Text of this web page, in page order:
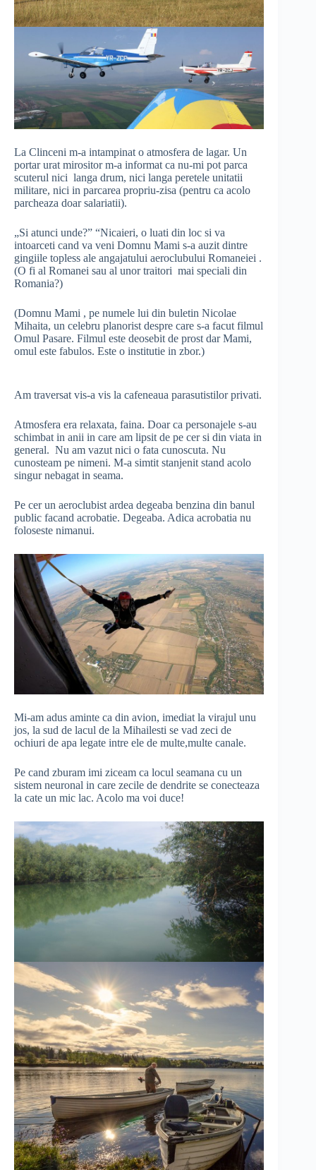
La Clinceni m-a intampinat o atmosfera de lagar. Un
portar urat mirositor m-a informat ca nu-mi pot parca
scuterul nici langa drum, nici langa peretele unitatii
militare, nici in parcarea propriu-zisa (pentru ca acolo
parcheaza doar salariatii).
„Si atunci unde?” “Nicaieri, o luati din loc si va
intoarceti cand va veni Domnu Mami s-a auzit dintre
gingiile topless ale angajatului aeroclubului Romaneiei .
(O fi al Romanei sau al unor traitori mai speciali din
Romania?)
(Domnu Mami , pe numele lui din buletin Nicolae
Mihaita, un celebru planorist despre care s-a facut filmul
Omul Pasare. Filmul este deosebit de prost dar Mami,
omul este fabulos. Este o institutie in zbor.)
Am traversat vis-a vis la cafeneaua parasutistilor privati.
Atmosfera era relaxata, faina. Doar ca personajele s-au
schimbat in anii in care am lipsit de pe cer si din viata in
general. Nu am vazut nici o fata cunoscuta. Nu
cunosteam pe nimeni. M-a simtit stanjenit stand acolo
singur nebagat in seama.
Pe cer un aeroclubist ardea degeaba benzina din banul
public facand acrobatie. Degeaba. Adica acrobatia nu
foloseste nimanui.
Mi-am adus aminte ca din avion, imediat la virajul unu
jos, la sud de lacul de la Mihailesti se vad zeci de
ochiuri de apa legate intre ele de multe,multe canale.
Pe cand zburam imi ziceam ca locul seamana cu un
sistem neuronal in care zecile de dendrite se conecteaza
la cate un mic lac. Acolo ma voi duce!